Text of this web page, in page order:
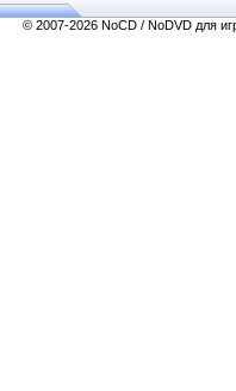
© 2007-2026 NoCD / NoDVD для